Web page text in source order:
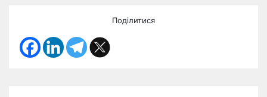
Поділитися